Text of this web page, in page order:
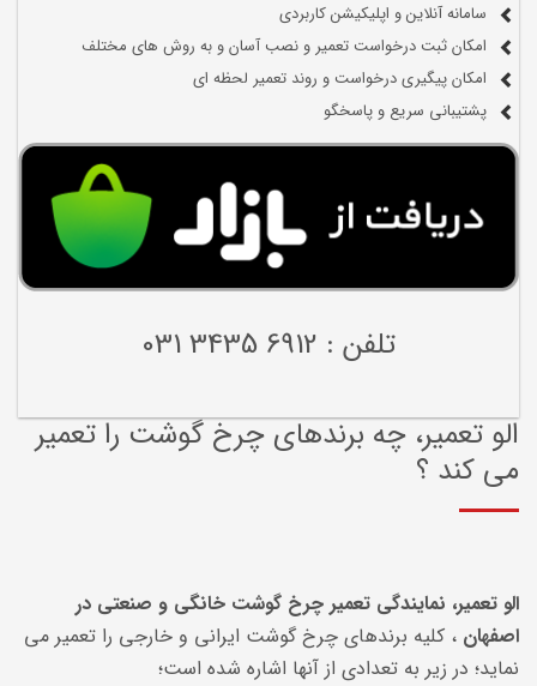
سامانه آنلاین و اپلیکیشن کاربردی
امکان ثبت درخواست تعمیر و نصب آسان و به روش های مختلف
امکان پیگیری درخواست و روند تعمیر لحظه ای
پشتیبانی سریع و پاسخگو
تلفن : 6912 3435 031
الو تعمیر، چه برندهای چرخ گوشت را تعمیر
می کند ؟
الو تعمیر، نمایندگی تعمیر چرخ گوشت خانگی و صنعتی در
اصفهان ، کلیه برندهای چرخ گوشت ایرانی و خارجی را تعمیر می
نماید؛ در زیر به تعدادی از آنها اشاره شده است؛